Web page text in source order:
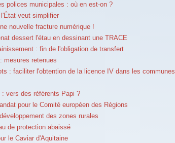
polices municipales : où en est-on ?
l'État veut simplifier
nouvelle fracture numérique !
dessert l'étau en dessinant une TRACE
: fin de l'obligation de transfert
mesures retenues
: faciliter l'obtention de la licence IV dans les communes
: vers des référents Papi ?
pour le Comité européen des Régions
des zones rurales
de protection abaissé
le Caviar d'Aquitaine